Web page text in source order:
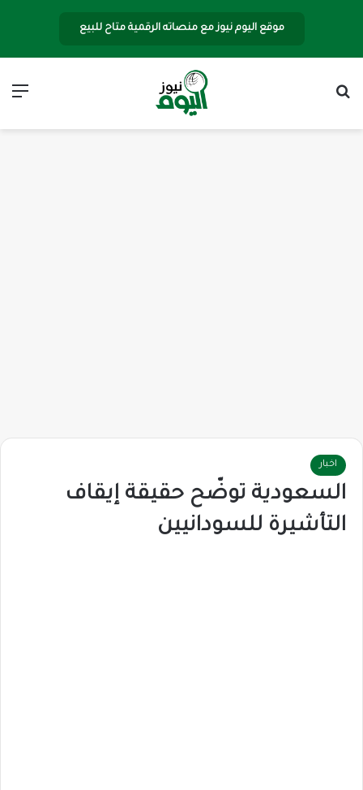
موقع اليوم نيوز مع منصاته الرقمية متاح للبيع
اخبار
السعودية توضّح حقيقة إيقاف
التأشيرة للسودانيين